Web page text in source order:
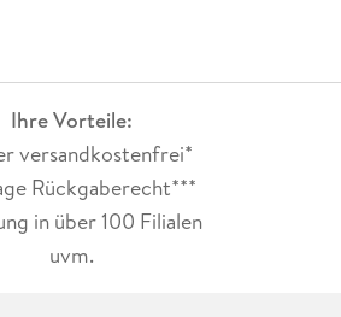
Ihre Vorteile:
versandkostenfrei*
Rückgaberecht***
in über 100 Filialen
uvm.